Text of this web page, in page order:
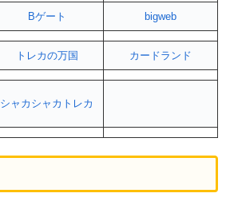
Bゲート bigweb
トレカの万国 カードランド
シャカシャカトレカ